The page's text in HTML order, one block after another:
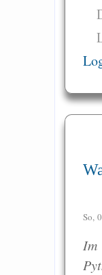
So,